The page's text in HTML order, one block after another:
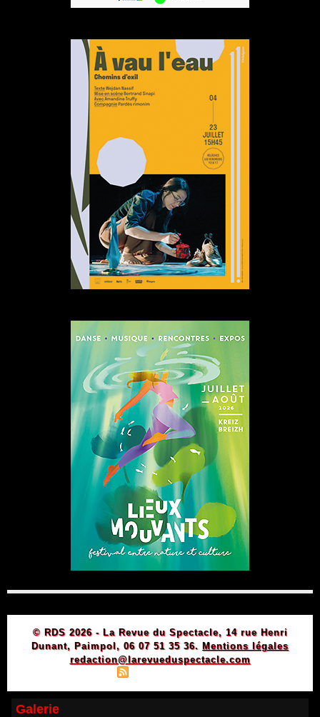
© RDS 2026 - La Revue du Spectacle, 14 rue Henri
Dunant, Paimpol, 06 07 51 35 36. Mentions légales
redaction@larevueduspectacle.com
Galerie